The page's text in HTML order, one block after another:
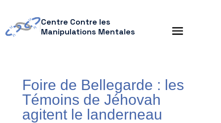
Centre Contre les
Manipulations Mentales
Foire de Bellegarde : les
Témoins de Jéhovah
agitent le landerneau